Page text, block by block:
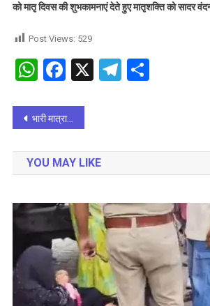
को मातृ दिवस की शुभकामनाएं देते हुए मातृशक्ति को सादर
Post Views: 529
WhatsApp
Facebook
X Telegram
Share
Post
navigation
भारी मात्रा में नशीली दवाइयों के साथ एक तस्कर गिरफ्तार, लाखों की खेप बरामद
YOU MAY LIKE